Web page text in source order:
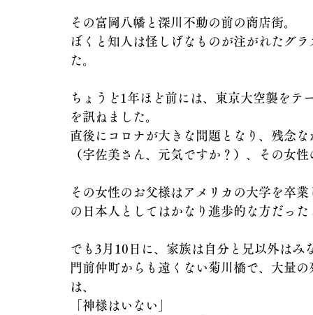
その富岡八幡と深川不動の前の商店街。
ぼくと知人は怪しげなものが注がれたグ
た。
ちょうど1年ほど前には、東京大空襲をテ
を訊ねました。
直後にコロナが大きな問題となり、残念
（宇佐美さん、元気ですか？）、その女
その女性のお父様はアメリカの大学を卒
の日本人としてはかなり進歩的な方だった
でも3月10日に、家族は自分と兄以外はみ
門前仲町からも遠くない菊川橋で、大量
は、
「神様はいない」